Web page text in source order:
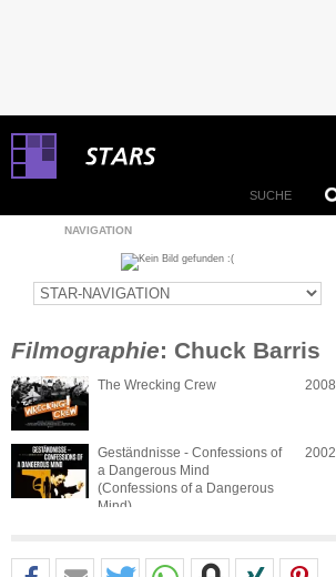
NAVIGATION
Filmographie: Chuck Barris
The Wrecking Crew 2008
Geständnisse - Confessions of
a Dangerous Mind
(Confessions of a Dangerous
Mind)
2002